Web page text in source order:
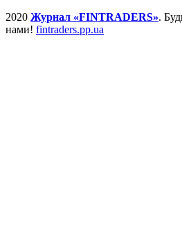
2020 Журнал «FINTRADERS».
нами! fintraders.pp.ua